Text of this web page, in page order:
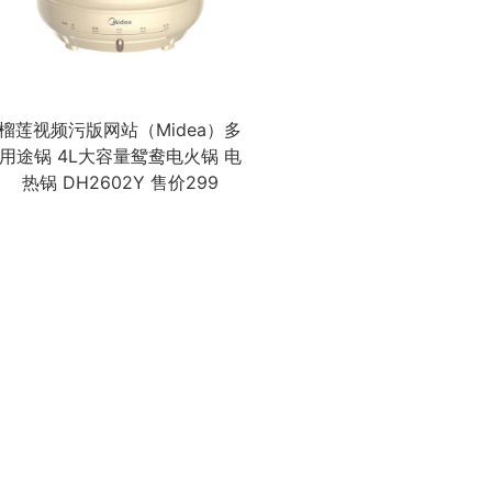
莲视频污版网站（Midea）多
途锅 4L大容量鸳鸯电火锅 电
热锅 DH2602Y 售价299